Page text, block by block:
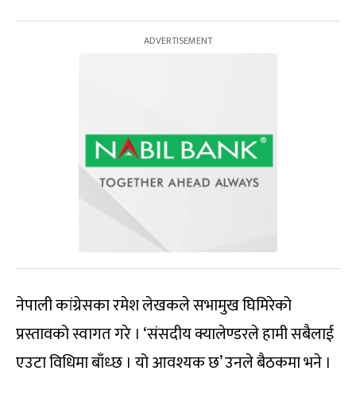
नेपाली कांग्रेसका रमेश लेखकले सभामुख घिमिरेको
प्रस्तावको स्वागत गरे । ‘संसदीय क्यालेण्डरले हामी सबैलाई
एउटा विधिमा बाँध्छ । यो आवश्यक छ’ उनले बैठकमा भने ।